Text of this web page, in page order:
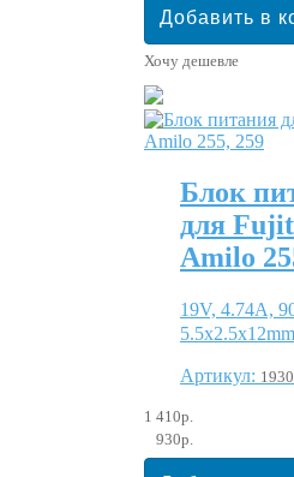
Хочу дешевле
Блок
для
Amilo
19V, 4.74A,
5.5x2.5x12mm
Артикул:
1 410р.
930р.